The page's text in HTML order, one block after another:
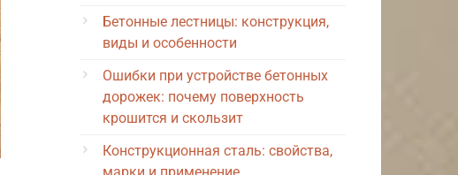
Бетонные лестницы: конструкция,
виды и особенности
Ошибки при устройстве бетонных
дорожек: почему поверхность
крошится и скользит
Конструкционная сталь: свойства,